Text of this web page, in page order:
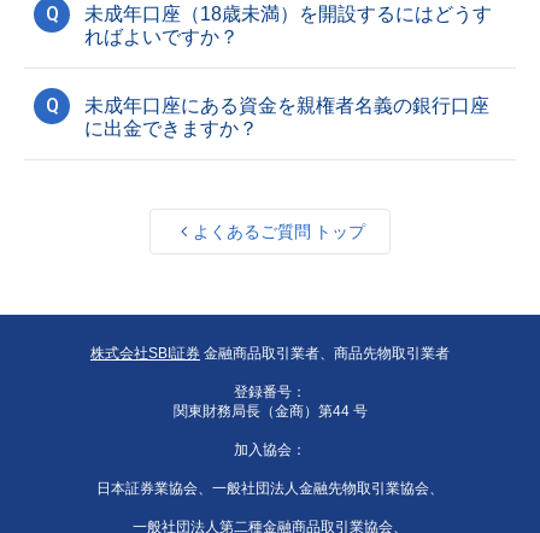
Q
未成年口座（18歳未満）を開設するにはどうす
ればよいですか？
Q
未成年口座にある資金を親権者名義の銀行口座
に出金できますか？
よくあるご質問 トップ
株式会社SBI証券 金融商品取引業者、商品先物取引業者
登録番号：
関東財務局長（金商）第44 号
加入協会：
日本証券業協会、一般社団法人金融先物取引業協会、
一般社団法人第二種金融商品取引業協会、